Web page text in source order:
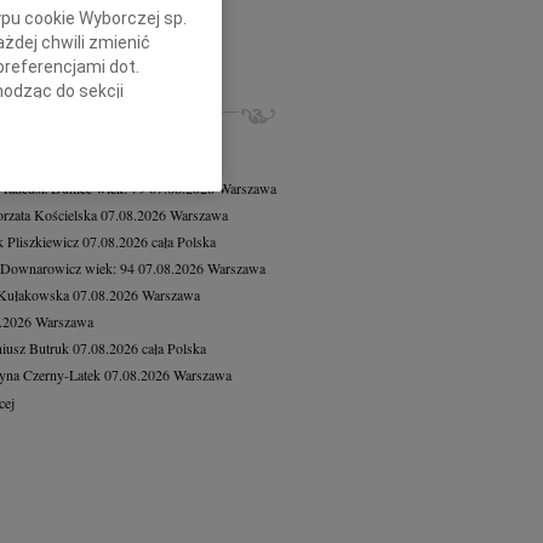
Mikołajewski23.07.2026Łódź
żalem żegnamy Śp. Andrzeja...
NEKROLOGI, KONDOLENCJE
Duniecwiek: 7907.08.2026Warszawa
Kościelska07.08.2026Warszawa
Pliszkiewicz07.08.2026cała Polska
wiek: 9407.08.2026Warszawa
07.08.2026Warszawa
Warszawa
Butruk 07.08.2026cała Polska
Czerny-Latek 07.08.2026Warszawa
cookie Wyborczej sp.
chwili zmienić
dot.
do sekcji
przeglądarki.
identyfikacji.
pomiar reklam i